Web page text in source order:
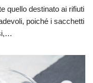
quello destinato ai rifiuti
poiché i sacchetti